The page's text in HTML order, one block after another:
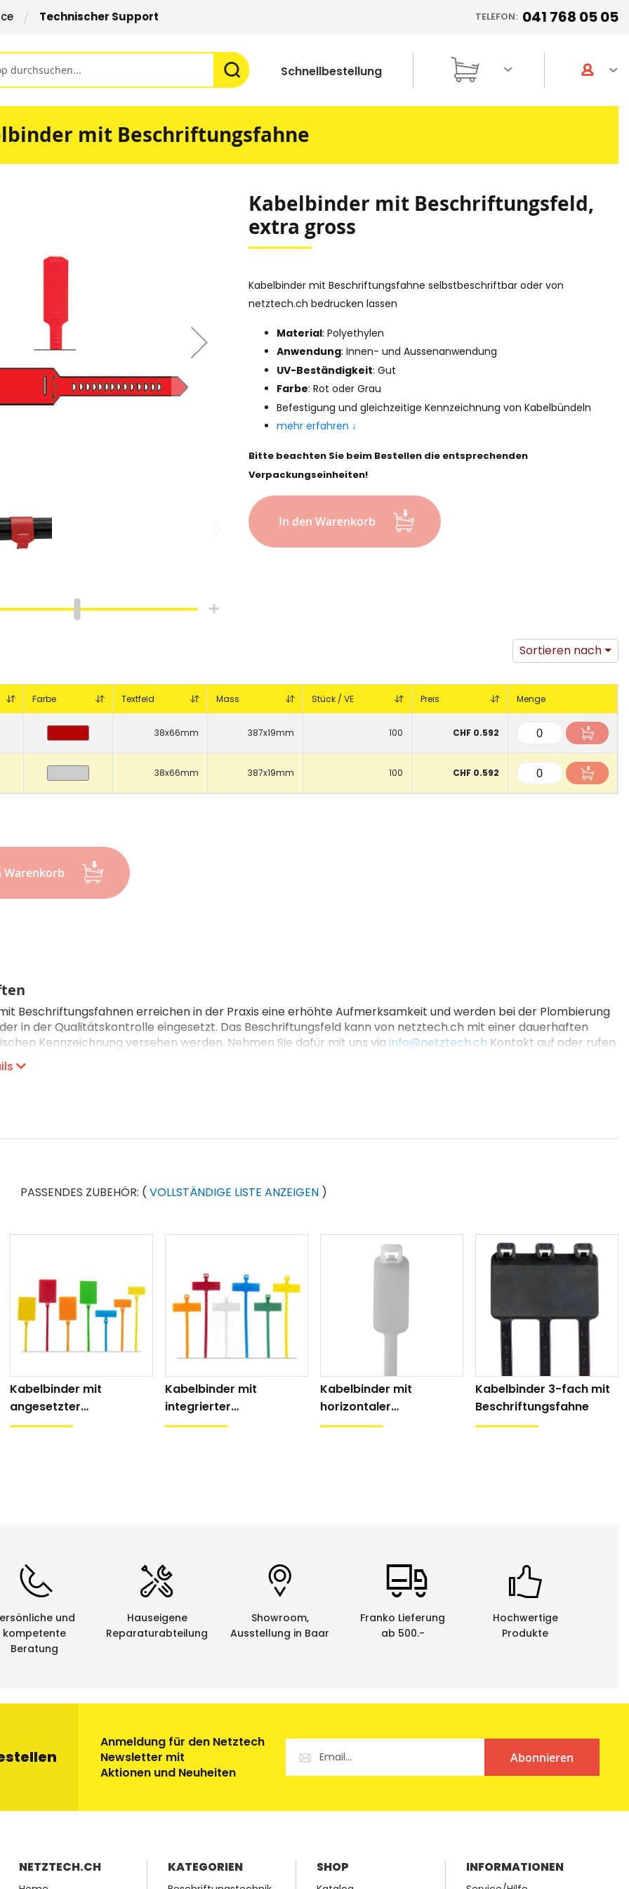
Technischer Support TELEFON: 041 768 05 05
Schnellbestellung
(2:1)
mit Beschriftungsfahne
Kabelbinder mit Beschriftungsfeld,
extra gross
Kabelbinder mit Beschriftungsfahne selbstbeschriftbar oder von
netztech.ch bedrucken lassen
Material: Polyethylen
Anwendung: Innen- und Aussenanwendung
UV-Beständigkeit: Gut
Farbe: Rot oder Grau
Befestigung und gleichzeitige Kennzeichnung von Kabelbündeln
mehr erfahren ↓
Bitte beachten Sie beim Bestellen die entsprechenden
Verpackungseinheiten!
In den Warenkorb
Sortieren nach
Farbe Textfeld Mass Stück / VE Preis Menge
38x66mm 387x19mm 100 CHF 0.592
38x66mm 387x19mm 100 CHF 0.592
Warenkorb
Beschriftungsfahnen erreichen in der Praxis eine erhöhte Aufmerksamkeit und werden bei der Plombierung
in der Qualitätskontrolle eingesetzt. Das Beschriftungsfeld kann von netztech.ch mit einer dauerhaften
Kennzeichnung versehen werden. Nehmen Sie dafür mit uns via info@netztech.ch Kontakt auf oder rufen
Öle & Schmierstoffe
sauren Regen
Nein
(z.B. für Solaranlagen)
Nein
Gut
Radioaktivität
Nein
PASSENDES ZUBEHÖR: (VOLLSTÄNDIGE LISTE ANZEIGEN )
Kabelbinder mit
angesetzter
Beschriftungsfahne
Kabelbinder mit
integrierter
Beschriftungsfahne
Kabelbinder mit
horizontaler
Beschriftungsfahne
Kabelbinder 3-fach mit
Beschriftungsfahne
und
kompetente
Beratung
Hauseigene
Reparaturabteilung
Showroom,
Ausstellung in Baar
Franko Lieferung
ab 500.-
Hochwertige
Produkte
Anmeldung für den Netztech
Newsletter mit
Aktionen und Neuheiten
Abonnieren
NETZTECH.CH KATEGORIEN SHOP INFORMATIONEN